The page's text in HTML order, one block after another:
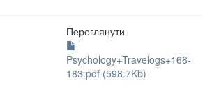
Переглянути
Psychology+Travelogs+168-
183.pdf (598.7Kb)